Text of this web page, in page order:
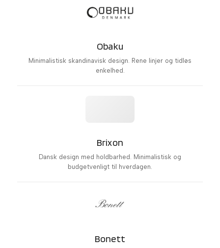
Obaku
Minimalistisk skandinavisk design. Rene linjer og tidløs
enkelhed.
Brixon
Dansk design med holdbarhed. Minimalistisk og
budgetvenligt til hverdagen.
Bonett